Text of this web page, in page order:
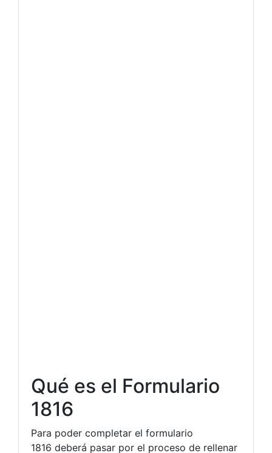
Qué es el Formulario
1816
Para poder completar el formulario
1816 deberá pasar por el proceso de rellenar